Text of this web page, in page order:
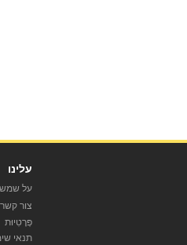
עלינו
על
צור קשר
פְּרָטִיוּת
תנאי